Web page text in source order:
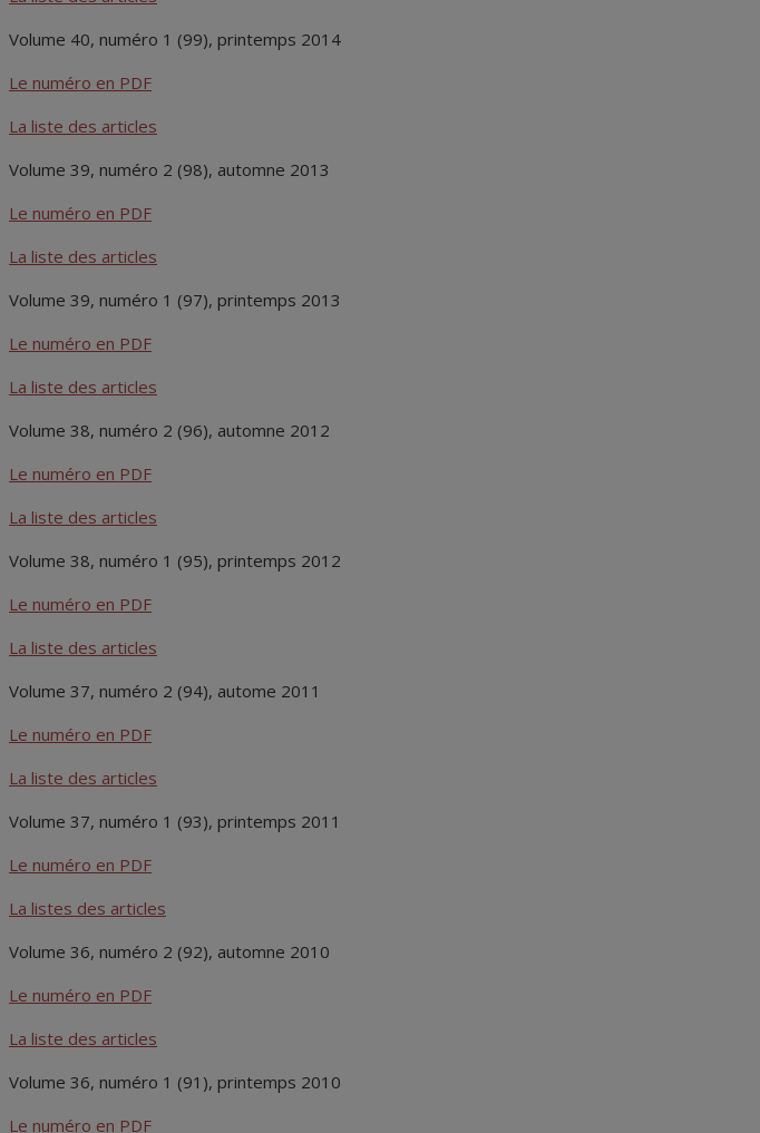
Volume 40, numéro 1 (99), printemps 2014
Le numéro en PDF
La liste des articles
Volume 39, numéro 2 (98), automne 2013
Le numéro en PDF
La liste des articles
Volume 39, numéro 1 (97), printemps 2013
Le numéro en PDF
La liste des articles
Volume 38, numéro 2 (96), automne 2012
Le numéro en PDF
La liste des articles
Volume 38, numéro 1 (95), printemps 2012
Le numéro en PDF
La liste des articles
Volume 37, numéro 2 (94), autome 2011
Le numéro en PDF
La liste des articles
Volume 37, numéro 1 (93), printemps 2011
Le numéro en PDF
La listes des articles
Volume 36, numéro 2 (92), automne 2010
Le numéro en PDF
La liste des articles
Volume 36, numéro 1 (91), printemps 2010
Le numéro en PDF